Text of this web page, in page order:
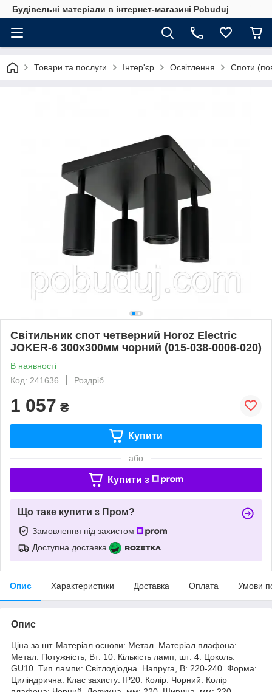
Будівельні матеріали в інтернет-магазині Pobuduj
Товари та послуги Інтер'єр Освітлення Споти
Світильник спот четверний Horoz Electric
JOKER-6 300x300мм чорний (015-038-0006-020)
В наявності
Код: 241636
Роздріб
1 057 ₴
Купити
або
Купити з
Що таке купити з Пром?
Замовлення під захистом
Доступна доставка
Опис Характеристики Доставка Оплата Умови
Опис
Ціна за шт. Матеріал основи: Метал. Матеріал плафона:
Метал. Потужність, Вт: 10. Кількість ламп, шт: 4. Цоколь:
GU10. Тип лампи: Світлодіодна. Напруга, В: 220-240. Форма:
Циліндрична. Клас захисту: IP20. Колір: Чорний. Колір